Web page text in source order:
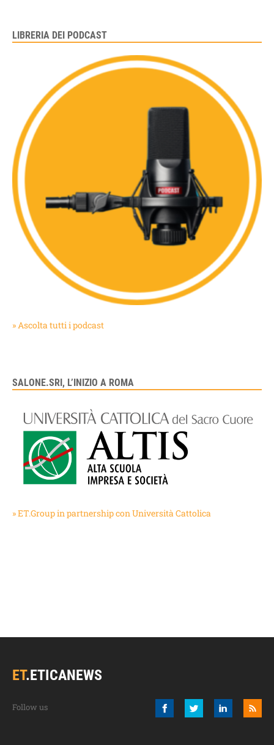
LIBRERIA DEI PODCAST
» Ascolta tutti i podcast
SALONE.SRI, L’INIZIO A ROMA
» ET.Group in partnership con Università Cattolica
ET.ETICANEWS